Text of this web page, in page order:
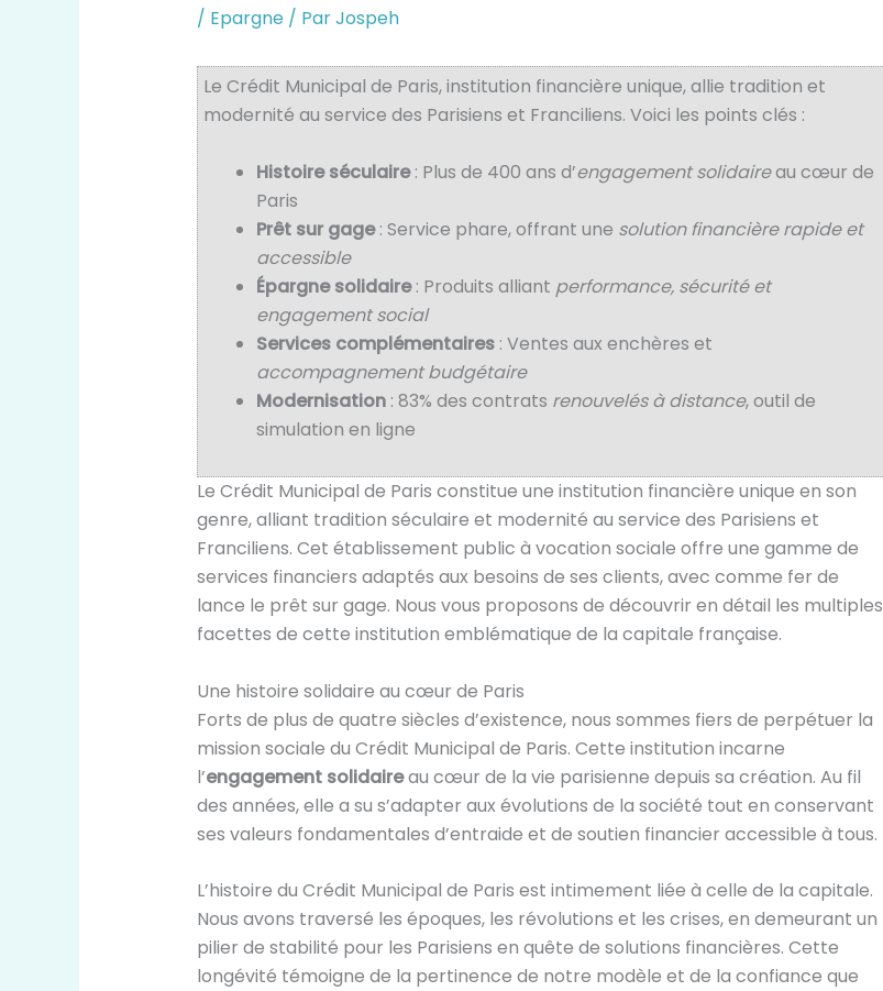
/ Epargne/ ParJospeh
Le Crédit Municipal de Paris, institution financière unique, allie tradition et
modernité au service des Parisiens et Franciliens. Voici les points clés :
Histoire séculaire: Plus de 400 ans d’engagement solidaireau cœur de
Paris
Prêt sur gage: Service phare, offrant une solution financière rapide et
accessible
Épargne solidaire: Produits alliant performance, sécurité et
engagement social
Services complémentaires: Ventes aux enchères et
accompagnement budgétaire
Modernisation: 83% des contrats renouvelés à distance, outil de
simulation en ligne
Le Crédit Municipal de Paris constitue une institution financière unique en son
genre, alliant tradition séculaire et modernité au service des Parisiens et
Franciliens. Cet établissement public à vocation sociale offre une gamme de
services financiers adaptés aux besoins de ses clients, avec comme fer de
lance le prêt sur gage. Nous vous proposons de découvrir en détail les multiples
facettes de cette institution emblématique de la capitale française.
Une histoire solidaire au cœur de Paris
Forts de plus de quatre siècles d’existence, nous sommes fiers de perpétuer la
mission sociale du Crédit Municipal de Paris. Cette institution incarne
l’engagement solidaireau cœur de la vie parisienne depuis sa création. Au fil
des années, elle a su s’adapter aux évolutions de la société tout en conservant
ses valeurs fondamentales d’entraide et de soutien financier accessible à tous.
L’histoire du Crédit Municipal de Paris est intimement liée à celle de la capitale.
Nous avons traversé les époques, les révolutions et les crises, en demeurant un
pilier de stabilité pour les Parisiens en quête de solutions financières. Cette
longévité témoigne de la pertinence de notre modèle et de la confiance que